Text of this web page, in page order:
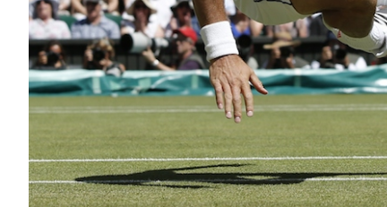
PODCAST
NEWSLETTER
I MIEI PREFERITI